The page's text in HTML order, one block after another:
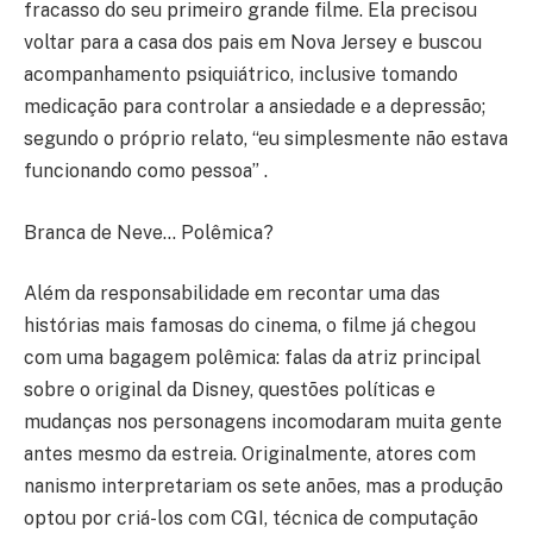
fracasso do seu primeiro grande filme. Ela precisou
voltar para a casa dos pais em Nova Jersey e buscou
acompanhamento psiquiátrico, inclusive tomando
medicação para controlar a ansiedade e a depressão;
segundo o próprio relato, “eu simplesmente não estava
funcionando como pessoa” .
Branca de Neve… Polêmica?
Além da responsabilidade em recontar uma das
histórias mais famosas do cinema, o filme já chegou
com uma bagagem polêmica: falas da atriz principal
sobre o original da Disney, questões políticas e
mudanças nos personagens incomodaram muita gente
antes mesmo da estreia. Originalmente, atores com
nanismo interpretariam os sete anões, mas a produção
optou por criá-los com CGI, técnica de computação